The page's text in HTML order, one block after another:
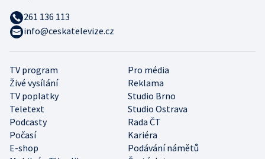
TV program
Pro média
Živé vysílání
Reklama
TV poplatky
Studio Brno
Teletext
Studio Ostrava
Podcasty
Rada ČT
Počasí
Kariéra
E-shop
Podávání námětů
261 136 113
info@ceskatelevize.cz